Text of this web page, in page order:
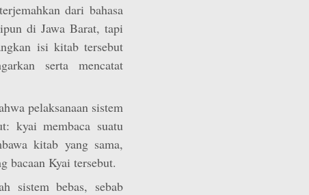
dari bahasa
di Jawa Barat, tapi
isi kitab tersebut
serta mencatat
pelaksanaan sistem
kyai membaca suatu
kitab yang sama,
bacaan Kyai tersebut.
sistem bebas, sebab